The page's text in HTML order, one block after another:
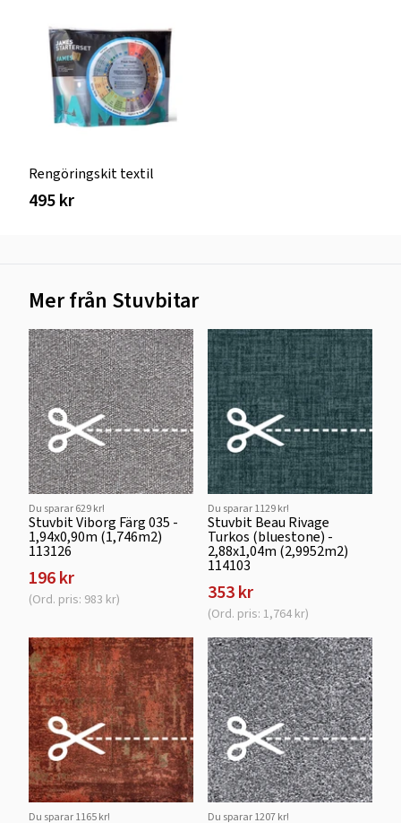
Rengöringskit textil
495 kr
Mer från Stuvbitar
Du sparar 629 kr!
Stuvbit Viborg Färg 035 -
1,94x0,90m (1,746m2)
113126
196 kr
(Ord. pris: 983 kr)
Du sparar 1129 kr!
Stuvbit Beau Rivage
Turkos (bluestone) -
2,88x1,04m (2,9952m2)
114103
353 kr
(Ord. pris: 1,764 kr)
Du sparar 1165 kr! Du sparar 1207 kr!